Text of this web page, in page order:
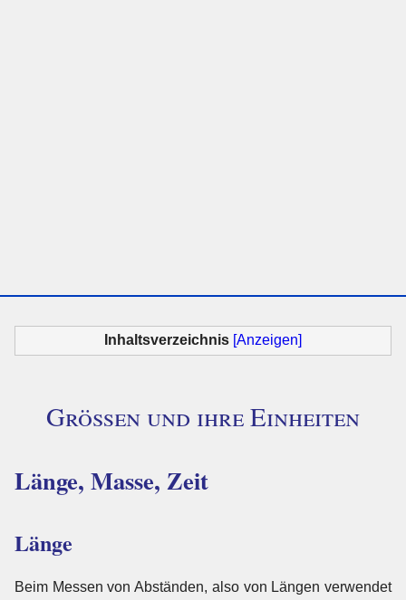
Inhaltsverzeichnis [Anzeigen]
Größen und ihre Einheiten
Länge, Masse, Zeit
Länge
Beim Messen von Abständen, also von Längen verwendet